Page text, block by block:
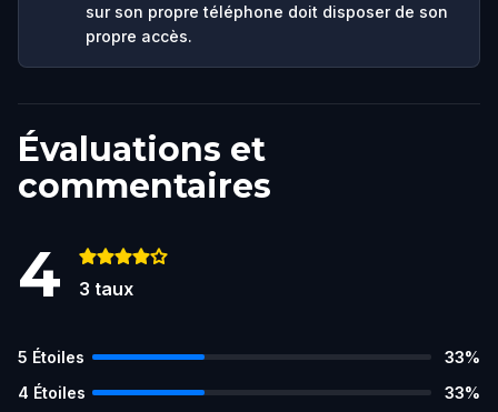
sur son propre téléphone doit disposer de son
propre accès.
Évaluations et
commentaires
4 3 taux
5 Étoiles 33%
4 Étoiles 33%